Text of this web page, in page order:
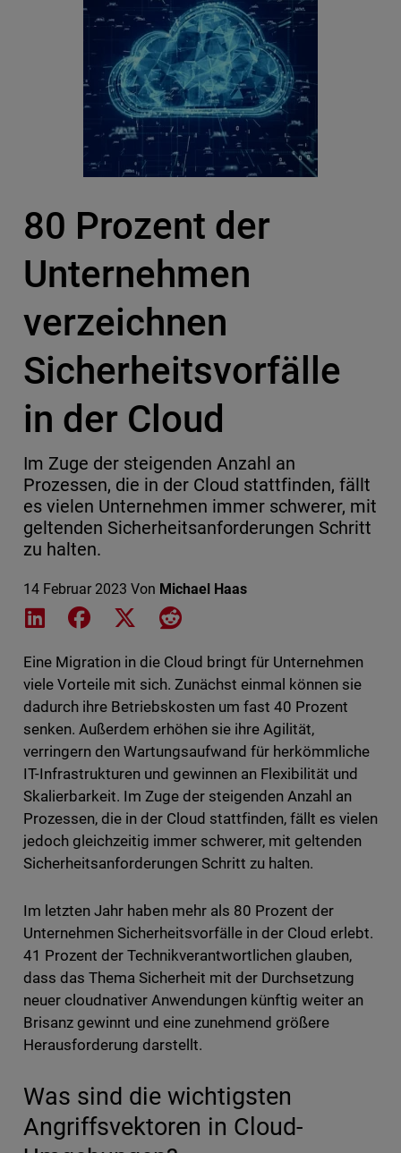
80 Prozent der
Unternehmen
verzeichnen
Sicherheitsvorfälle
in der Cloud
Im Zuge der steigenden Anzahl an
Prozessen, die in der Cloud stattfinden, fällt
es vielen Unternehmen immer schwerer, mit
geltenden Sicherheitsanforderungen Schritt
zu halten.
14 Februar 2023 Von Michael Haas
Share on LinkedIn
Share on Facebook
Share on XShare on Reddit
Eine Migration in die Cloud bringt für Unternehmen
viele Vorteile mit sich. Zunächst einmal können sie
dadurch ihre Betriebskosten um fast 40 Prozent
senken. Außerdem erhöhen sie ihre Agilität,
verringern den Wartungsaufwand für herkömmliche
IT-Infrastrukturen und gewinnen an Flexibilität und
Skalierbarkeit. Im Zuge der steigenden Anzahl an
Prozessen, die in der Cloud stattfinden, fällt es vielen
jedoch gleichzeitig immer schwerer, mit geltenden
Sicherheitsanforderungen Schritt zu halten.
Im letzten Jahr haben mehr als 80 Prozent der
Unternehmen Sicherheitsvorfälle in der Cloud erlebt.
41 Prozent der Technikverantwortlichen glauben,
dass das Thema Sicherheit mit der Durchsetzung
neuer cloudnativer Anwendungen künftig weiter an
Brisanz gewinnt und eine zunehmend größere
Herausforderung darstellt.
Was sind die wichtigsten
Angriffsvektoren in Cloud-